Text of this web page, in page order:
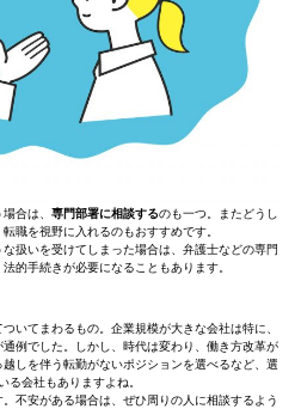
合は、 専門部署に相談するのも一つ。またどうし
職を視野に入れるのもおすすめです。
扱いを受けてしまった場合は、弁護士などの専門
的手続きが必要になることもあります。
いてまわるもの。企業規模が大きな会社は特に、
例でした。しかし、時代は変わり、働き方改革が
しを伴う転勤がないポジションを選べるなど、選
る会社もありますよね。
不安がある場合は、ぜひ周りの人に相談するよう